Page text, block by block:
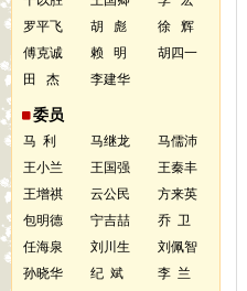
罗平飞
胡 彪
徐 辉
傅克诚
赖 明
胡四一
田 杰
李建华
委员
马 利 马继龙
马儒沛
王小兰
王国强
王秦丰
王增祺
云公民
方来英
包明德
宁吉喆
乔 卫
任海泉
刘川生
刘佩智
孙晓华
纪 斌
李 兰